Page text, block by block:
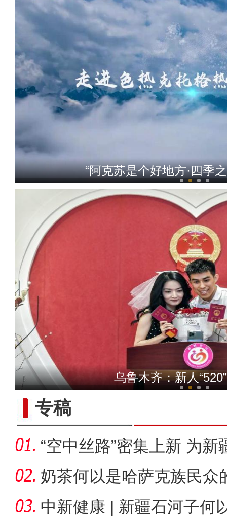
“阿克苏是个好地方·四季
十年·数说 经济
乌鲁木齐：新人
专稿
“空中丝路”密集上新 为
展注
奶茶何以是哈萨克族民众
中新健康 | 新疆石河子何